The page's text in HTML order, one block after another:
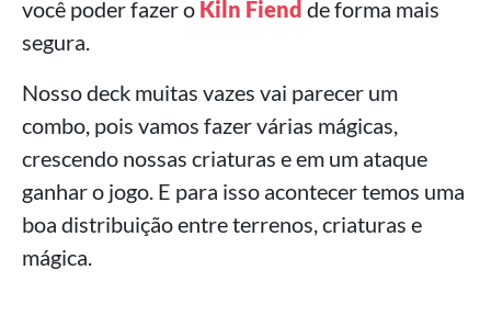
você poder fazer o Kiln Fiend de forma mais
segura.
Nosso deck muitas vazes vai parecer um
combo, pois vamos fazer várias mágicas,
crescendo nossas criaturas e em um ataque
ganhar o jogo. E para isso acontecer temos uma
boa distribuição entre terrenos, criaturas e
mágica.